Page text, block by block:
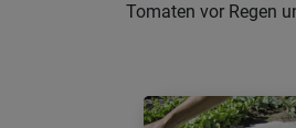
Tomaten vor Regen